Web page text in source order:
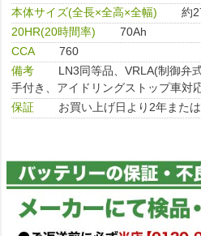
本体サイズ(全長×全高×全幅)
約
20HR(20時間率)
70Ah
CCA
760
備考
LN3同等品、VRLA(制御弁
手付き、アイドリングストップ車対
保証
お買い上げ日より2年また